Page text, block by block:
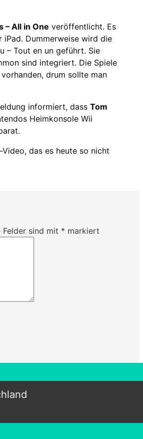
– All in One veröffentlicht. Es
iPad. Dummerweise wird die
– Tout en un geführt. Sie
sind integriert. Die Spiele
drum sollte man
informiert, dass Tom
Heimkonsole Wii
das es heute so nicht
sind mit * markiert